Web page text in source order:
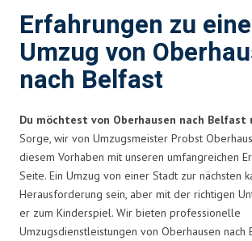
Erfahrungen zu
Umzug von
nach Belfast
Du möchtest von Oberhausen nach Belfast
Sorge, wir von Umzugsmeister Probst
diesem Vorhaben mit unseren umfangreichen
Seite. Ein Umzug von einer Stadt zur nächsten
Herausforderung sein, aber mit der richtigen
er zum Kinderspiel. Wir bieten professionelle
Umzugsdienstleistungen von Oberhausen nach